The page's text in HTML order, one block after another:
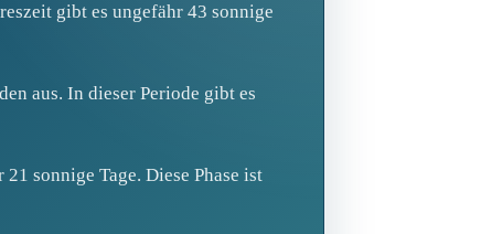
gibt es ungefähr 43 sonnige
aus. In dieser Periode gibt es
sonnige Tage. Diese Phase ist